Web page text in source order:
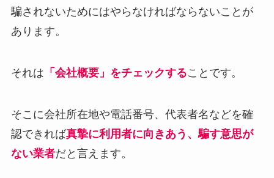
騙されないためにはやらなければならないことが
あります。
それは 「会社概要」をチェックすることです。
そこに会社所在地や電話番号、代表者名などを確
認できれば真摯に利用者に向きあう、騙す意思が
ない業者だと言えます。